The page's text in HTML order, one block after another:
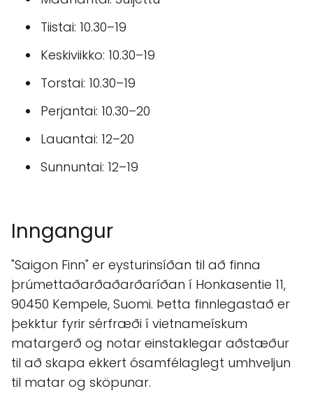
Tiistai: 10.30–19
Keskiviikko: 10.30–19
Torstai: 10.30–19
Perjantai: 10.30–20
Lauantai: 12–20
Sunnuntai: 12–19
Inngangur
"Saigon Finn" er eysturinsíðan til að finna
þrúmettaðarðaðarðaríðan í Honkasentie 11,
90450 Kempele, Suomi. Þetta finnlegastað er
þekktur fyrir sérfræði í vietnameískum
matargerð og notar einstaklegar aðstæður
til að skapa ekkert ósamfélaglegt umhveljun
til matar og sköpunar.